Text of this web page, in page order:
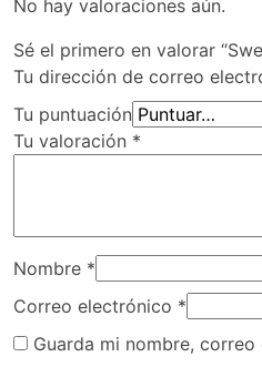
No hay valoraciones aún.
Sé el primero en valorar
Tu dirección de correo
Tu puntuación
Tu valoración *
Nombre *
Correo electrónico *
Guarda mi nombre,